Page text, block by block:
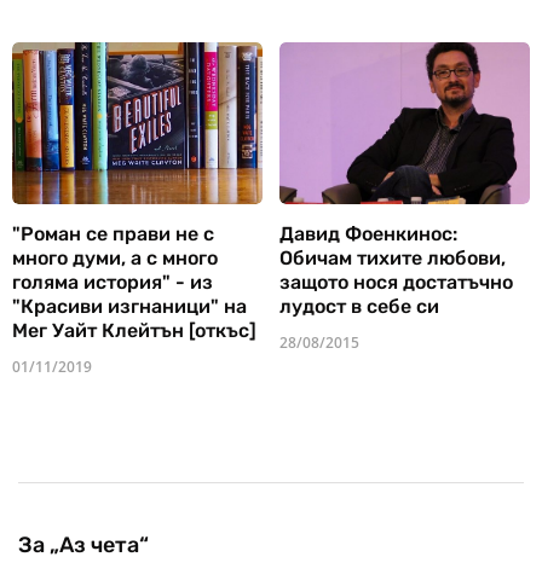
"Роман се прави не с
много думи, а с много
голяма история" - из
"Красиви изгнаници" на
Мег Уайт Клейтън [откъс]
01/11/2019
Давид Фоенкинос:
Обичам тихите любови,
защото нося достатъчно
лудост в себе си
28/08/2015
За „Аз чета“